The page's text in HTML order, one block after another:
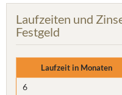
Laufzeiten und
Festgeld
Laufzeit in Monaten
6